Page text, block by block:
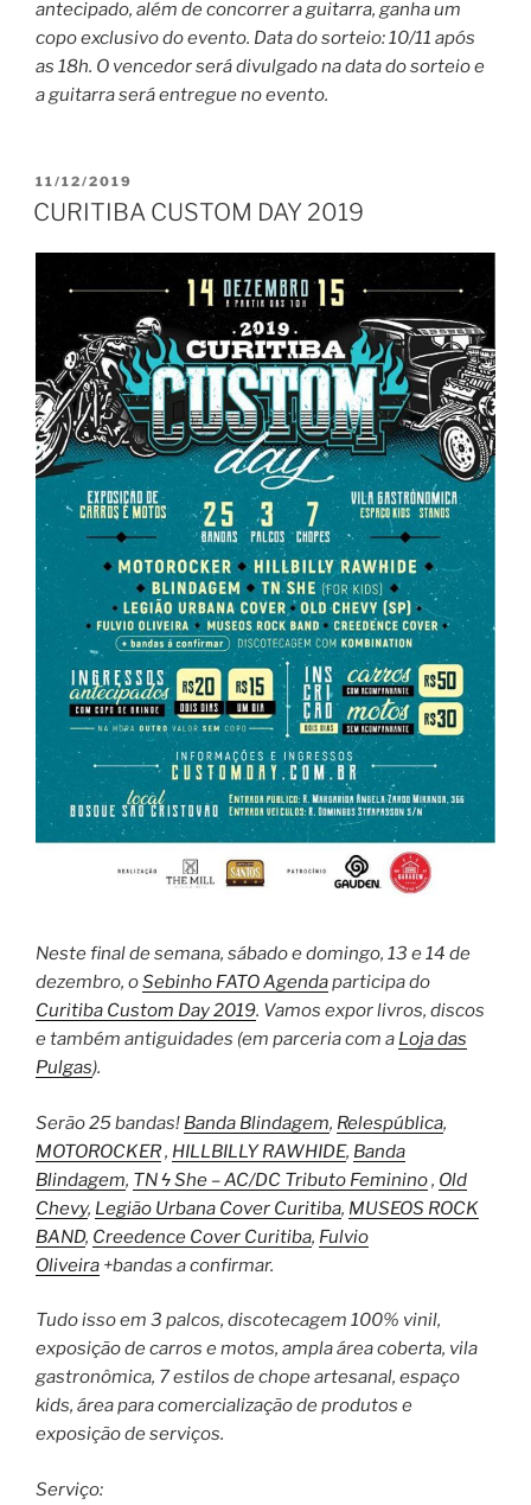
antecipado, além de concorrer a guitarra, ganha um
copo exclusivo do evento. Data do sorteio: 10/11 após
as 18h. O vencedor será divulgado na data do sorteio e
a guitarra será entregue no evento.
PUBLICADO
EM
11/12/2019
CURITIBA CUSTOM DAY 2019
Neste final de semana, sábado e domingo, 13 e 14 de
dezembro, oSebinho FATO Agendaparticipa do
Curitiba Custom Day 2019. Vamos expor livros, discos
e também antiguidades (em parceria com a Loja das
Pulgas).
Serão 25 bandas! Banda Blindagem, Relespública,
MOTOROCKER, HILLBILLY RAWHIDE, Banda
Blindagem, TN ϟ She – AC/DC Tributo Feminino, Old
Chevy, Legião Urbana Cover Curitiba, MUSEOS ROCK
BAND, Creedence Cover Curitiba, Fulvio
Oliveira +bandas a confirmar.
Tudo isso em 3 palcos, discotecagem 100% vinil,
exposição de carros e motos, ampla área coberta, vila
gastronômica, 7 estilos de chope artesanal, espaço
kids, área para comercialização de produtos e
exposição de serviços.
Serviço: